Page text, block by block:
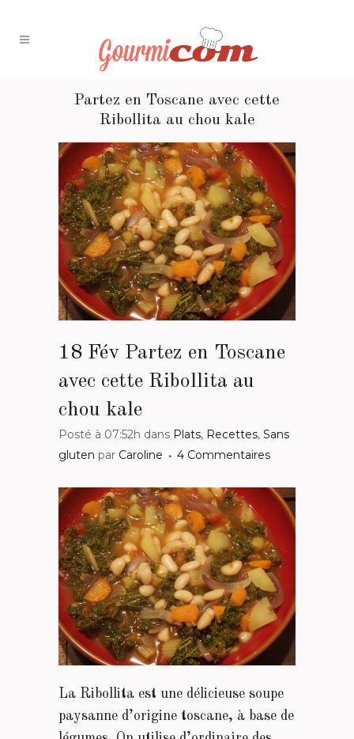
Partez en Toscane avec cette
Ribollita au chou kale
18 Fév Partez en Toscane
avec cette Ribollita au
chou kale
Posté à 07:52h dans Plats, Recettes, Sans
gluten par Caroline 4 Commentaires
La Ribollita est une délicieuse soupe
paysanne d’origine toscane, à base de